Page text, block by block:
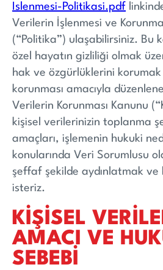
Islenmesi-Politikasi.pdf
Verilerin İşlenmesi ve
(“Politika”) ulaşabilirsiniz. Bu
özel hayatın gizliliği olmak
hak ve özgürlüklerini
korunması amacıyla
Verilerin Korunması Kanunu
kişisel verilerinizin toplanma
amaçları, işlemenin hukuki
konularında Veri Sorumlusu
şeffaf şekilde aydınlatmak ve
isteriz.
KİŞİSEL
AMACI VE
SEBEBİ